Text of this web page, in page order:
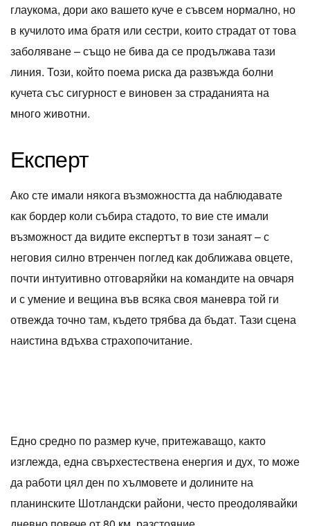
глаукома, дори ако вашето куче е съвсем нормално, но
в кучилото има братя или сестри, които страдат от това
заболяване – също не бива да се продължава тази
линия. Този, който поема риска да развъжда болни
кучета със сигурност е виновен за страданията на
много животни.
Експерт
Ако сте имали някога възможността да наблюдавате
как бордер коли събира стадото, то вие сте имали
възможност да видите експертът в този занаят – с
неговия силно втренчен поглед как доближава овцете,
почти интуитивно отговаряйки на командите на овчаря
и с умение и вещина във всяка своя маневра той ги
отвежда точно там, където трябва да бъдат. Тази сцена
наистина вдъхва страхопочитание.
Едно средно по размер куче, притежаващо, както
изглежда, една свърхестествена енергия и дух, то може
да работи цял ден по хълмовете и долините на
планинските Шотландски райони, често преодолявайки